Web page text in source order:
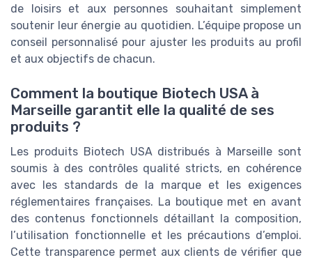
de loisirs et aux personnes souhaitant simplement
soutenir leur énergie au quotidien. L’équipe propose un
conseil personnalisé pour ajuster les produits au profil
et aux objectifs de chacun.
Comment la boutique Biotech USA à
Marseille garantit elle la qualité de ses
produits ?
Les produits Biotech USA distribués à Marseille sont
soumis à des contrôles qualité stricts, en cohérence
avec les standards de la marque et les exigences
réglementaires françaises. La boutique met en avant
des contenus fonctionnels détaillant la composition,
l’utilisation fonctionnelle et les précautions d’emploi.
Cette transparence permet aux clients de vérifier que